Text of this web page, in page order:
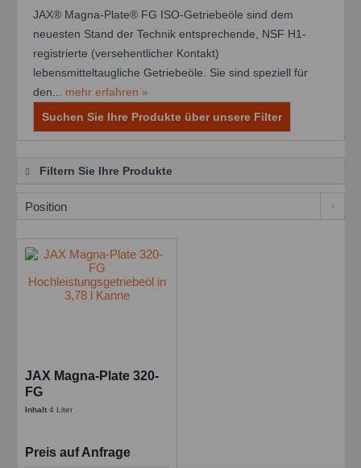
JAX® Magna-Plate® FG ISO-Getriebeöle sind dem
neuesten Stand der Technik entsprechende, NSF H1-
registrierte (versehentlicher Kontakt)
lebensmitteltaugliche Getriebeöle. Sie sind speziell für
den... mehr erfahren »
Suchen Sie Ihre Produkte über unsere Filter
Filtern Sie Ihre Produkte
JAX Magna-Plate 320-
FG
Hochleistungsgetriebeöl
Inhalt4 Liter
Preis auf Anfrage